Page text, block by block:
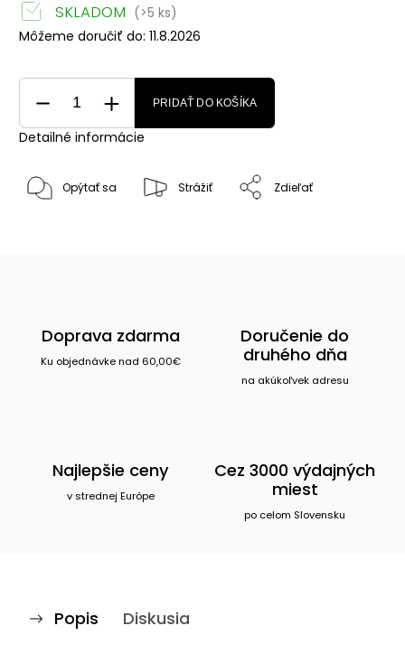
SKLADOM (>5 ks)
Môžeme doručiť do: 11.8.2026
PRIDAŤ DO KOŠÍKA
Detailné informácie
Opýtať sa Strážiť Zdieľať
Doprava zdarma
Ku objednávke nad 60,00€
Doručenie do
druhého dňa
na akúkoľvek adresu
Najlepšie ceny
v strednej Európe
Cez 3000 výdajných
miest
po celom Slovensku
Popis Diskusia